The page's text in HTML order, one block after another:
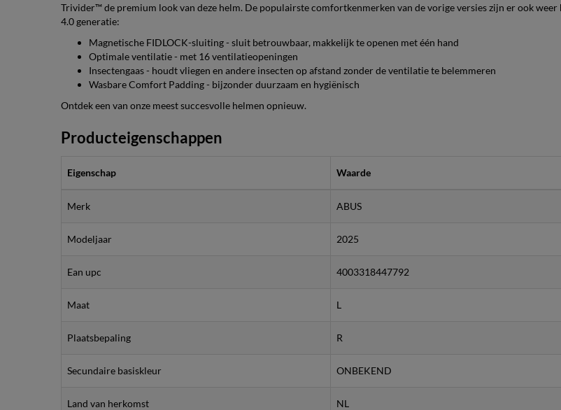
Trivider™ de premium look van deze helm. De populairste comfortkenmerken van de vorige versies zijn er ook weer
4.0 generatie:
Magnetische FIDLOCK-sluiting - sluit betrouwbaar, makkelijk te openen met één hand
Optimale ventilatie - met 16 ventilatieopeningen
Insectengaas - houdt vliegen en andere insecten op afstand zonder de ventilatie te belemmeren
Wasbare Comfort Padding - bijzonder duurzaam en hygiënisch
Ontdek een van onze meest succesvolle helmen opnieuw.
Producteigenschappen
Eigenschap Waarde
Merk ABUS
Modeljaar 2025
Ean upc 4003318447792
Maat L
Plaatsbepaling R
Secundaire basiskleur ONBEKEND
Land van herkomst NL